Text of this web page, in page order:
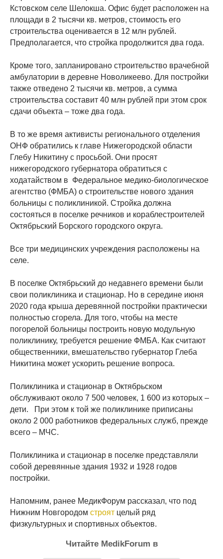
Кстовском селе Шелокша. Офис будет расположен на
площади в 2 тысячи кв. метров, стоимость его
строительства оценивается в 12 млн рублей.
Предполагается, что стройка продолжится два года.
Кроме того, запланировано строительство врачебной
амбулатории в деревне Новоликеево. Для постройки
также отведено 2 тысячи кв. метров, а сумма
строительства составит 40 млн рублей при этом срок
сдачи объекта – тоже два года.
В то же время активисты регионального отделения
ОНФ обратились к главе Нижегородской области
Глебу Никитину с просьбой. Они просят
нижегородского губернатора обратиться с
ходатайством в Федеральное медико-биологическое
агентство (ФМБА) о строительстве нового здания
больницы с поликлиникой. Стройка должна
состояться в поселке речников и кораблестроителей
Октябрьский Борского городского округа.
Все три медицинских учреждения расположены на
селе.
В поселке Октябрьский до недавнего времени были
свои поликлиника и стационар. Но в середине июня
2020 года крыша деревянной постройки практически
полностью сгорела. Для того, чтобы на месте
погорелой больницы построить новую модульную
поликлинику, требуется решение ФМБА. Как считают
общественники, вмешательство губернатор Глеба
Никитина может ускорить решение вопроса.
Поликлиника и стационар в Октябрьском
обслуживают около 7 500 человек, 1 600 из которых –
дети. При этом к той же поликлинике приписаны
около 2 000 работников федеральных служб, прежде
всего – МЧС.
Поликлиника и стационар в поселке представляли
собой деревянные здания 1932 и 1928 годов
постройки.
Напомним, ранее МедикФорум рассказал, что под
Нижним Новгородом строят целый ряд
физкультурных и спортивных объектов.
Читайте MedikForum в